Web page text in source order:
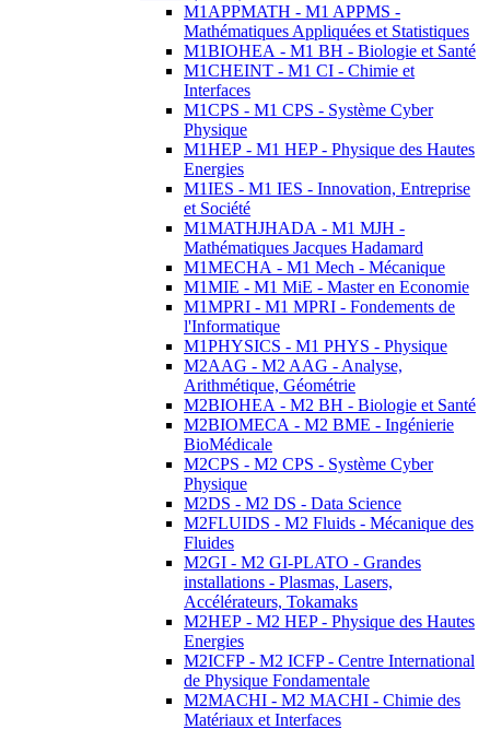
M1APPMATH - M1 APPMS -
Mathématiques Appliquées et Statistiques
M1BIOHEA - M1 BH - Biologie et Santé
M1CHEINT - M1 CI - Chimie et
Interfaces
M1CPS - M1 CPS - Système Cyber
Physique
M1HEP - M1 HEP - Physique des Hautes
Energies
M1IES - M1 IES - Innovation, Entreprise
et Société
M1MATHJHADA - M1 MJH -
Mathématiques Jacques Hadamard
M1MECHA - M1 Mech - Mécanique
M1MIE - M1 MiE - Master en Economie
M1MPRI - M1 MPRI - Fondements de
l'Informatique
M1PHYSICS - M1 PHYS - Physique
M2AAG - M2 AAG - Analyse,
Arithmétique, Géométrie
M2BIOHEA - M2 BH - Biologie et Santé
M2BIOMECA - M2 BME - Ingénierie
BioMédicale
M2CPS - M2 CPS - Système Cyber
Physique
M2DS - M2 DS - Data Science
M2FLUIDS - M2 Fluids - Mécanique des
Fluides
M2GI - M2 GI-PLATO - Grandes
installations - Plasmas, Lasers,
Accélérateurs, Tokamaks
M2HEP - M2 HEP - Physique des Hautes
Energies
M2ICFP - M2 ICFP - Centre International
de Physique Fondamentale
M2MACHI - M2 MACHI - Chimie des
Matériaux et Interfaces